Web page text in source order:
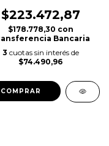
$223.472,87
$178.778,30 con
Bancaria
3 cuotas sin interés de
$74.490,96
COMPRAR